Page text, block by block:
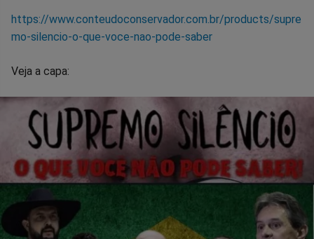
https://www.conteudoconservador.com.br/products/supre
mo-silencio-o-que-voce-nao-pode-saber
Veja a capa: